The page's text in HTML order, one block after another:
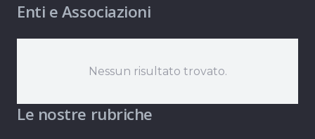
Enti e Associazioni
Nessun risultato trovato.
Le nostre rubriche